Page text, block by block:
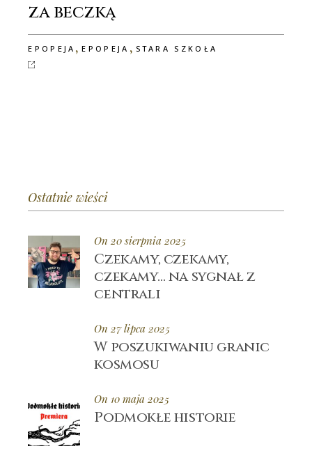
za beczką
EPOPEJA ,EPOPEJA , STARA SZKOŁA
Ostatnie wieści
On 20 sierpnia 2025
Czekamy, czekamy,
czekamy… na sygnał z
centrali
On 27 lipca 2025
W poszukiwaniu granic
kosmosu
On 10 maja 2025
Podmokłe historie